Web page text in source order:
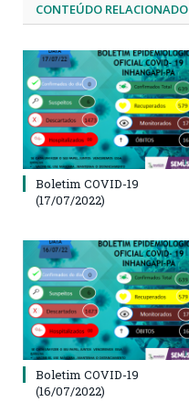
CONTEÚDO RELACIONADO
Boletim COVID-19
(17/07/2022)
Boletim COVID-19
(16/07/2022)